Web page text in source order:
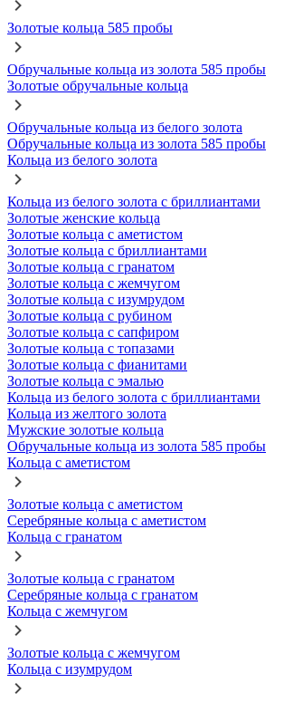
Золотые кольца 585 пробы
Обручальные кольца из золота 585 пробы
Золотые обручальные кольца
Обручальные кольца из белого золота
Обручальные кольца из золота 585 пробы
Кольца из белого золота
Кольца из белого золота с бриллиантами
Золотые женские кольца
Золотые кольца с аметистом
Золотые кольца с бриллиантами
Золотые кольца с гранатом
Золотые кольца с жемчугом
Золотые кольца с изумрудом
Золотые кольца с рубином
Золотые кольца с сапфиром
Золотые кольца с топазами
Золотые кольца с фианитами
Золотые кольца с эмалью
Кольца из белого золота с бриллиантами
Кольца из желтого золота
Мужские золотые кольца
Обручальные кольца из золота 585 пробы
Кольца с аметистом
Золотые кольца с аметистом
Серебряные кольца с аметистом
Кольца с гранатом
Золотые кольца с гранатом
Серебряные кольца с гранатом
Кольца с жемчугом
Золотые кольца с жемчугом
Кольца с изумрудом